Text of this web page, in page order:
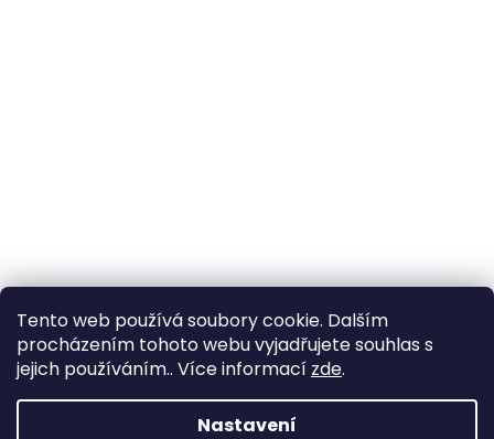
Tento web používá soubory cookie. Dalším
procházením tohoto webu vyjadřujete souhlas s
jejich používáním.. Více informací zde.
Nastavení